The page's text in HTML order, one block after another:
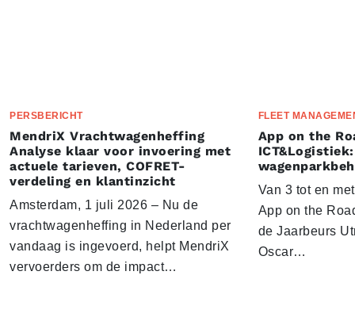
PERSBERICHT
MendriX Vrachtwagenheffing
Analyse klaar voor invoering met
actuele tarieven, COFRET-
verdeling en klantinzicht
Amsterdam, 1 juli 2026 – Nu de
vrachtwagenheffing in Nederland per
vandaag is ingevoerd, helpt MendriX
vervoerders om de impact…
FLEET
App on the
Van 3 tot en
App on the
de Jaarbeurs
Oscar…